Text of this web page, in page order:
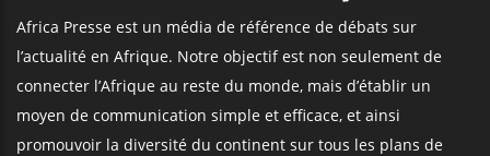
Africa Presse est un média de référence de débats sur
l’actualité en Afrique. Notre objectif est non seulement de
connecter l’Afrique au reste du monde, mais d’établir un
moyen de communication simple et efficace, et ainsi
promouvoir la diversité du continent sur tous les plans de